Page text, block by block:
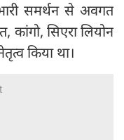
समर्थन से अवगत
कांगो, सिएरा लियोन
किया था।